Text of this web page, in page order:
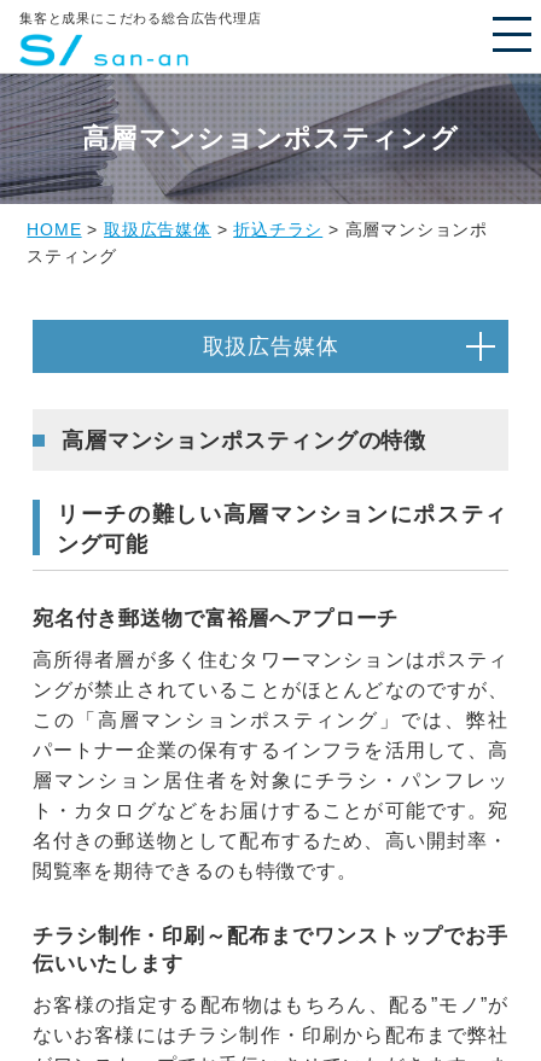
集客と成果にこだわる総合広告代理店
高層マンションポスティング
HOME >取扱広告媒体 >折込チラシ > 高層マンションポ
スティング
取扱広告媒体
高層マンションポスティングの特徴
リーチの難しい高層マンションにポスティ
ング可能
宛名付き郵送物で富裕層へアプローチ
高所得者層が多く住むタワーマンションはポスティ
ングが禁止されていることがほとんどなのですが、
この「高層マンションポスティング」では、弊社
パートナー企業の保有するインフラを活用して、高
層マンション居住者を対象にチラシ・パンフレッ
ト・カタログなどをお届けすることが可能です。宛
名付きの郵送物として配布するため、高い開封率・
閲覧率を期待できるのも特徴です。
チラシ制作・印刷～配布までワンストップでお手
伝いいたします
お客様の指定する配布物はもちろん、配る”モノ”が
ないお客様にはチラシ制作・印刷から配布まで弊社